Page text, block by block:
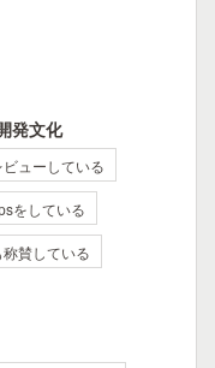
発文化
ビューしている
をしている
賛している